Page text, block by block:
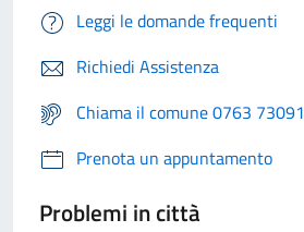
Leggi le domande frequenti
Richiedi Assistenza
Chiama il comune 0763 73091
Prenota un appuntamento
Problemi in città